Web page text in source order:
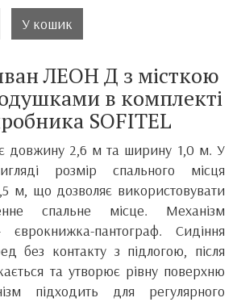
У кошик
ЛЕОН Д з місткою
в комплекті
SOFITEL
довжину 2,6 м та ширину 1,0 м. У
розмір спального місця
м, що дозволяє використовувати
спальне місце. Механізм
єврокнижка-пантограф. Сидіння
без контакту з підлогою, після
та утворює рівну поверхню
підходить для регулярного